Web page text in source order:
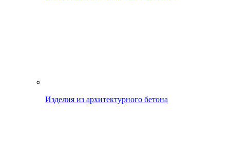
Изделия из архитектурного бетона